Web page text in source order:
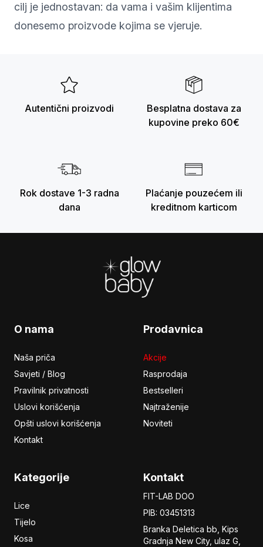
cilj je jednostavan: da vama i vašim klijentima
donesemo proizvode kojima se vjeruje.
Autentični proizvodi
Besplatna dostava za
kupovine preko 60€
Rok dostave 1-3 radna
dana
Plaćanje pouzećem ili
kreditnom karticom
O nama
Naša priča
Savjeti / Blog
Pravilnik privatnosti
Uslovi korišćenja
Opšti uslovi korišćenja
Kontakt
Prodavnica
Akcije
Rasprodaja
Bestselleri
Najtraženije
Noviteti
Kategorije
Lice
Tijelo
Kosa
Kontakt
FIT-LAB DOO
PIB: 03451313
Branka Deletica bb, Kips
Gradnja New City, ulaz G,